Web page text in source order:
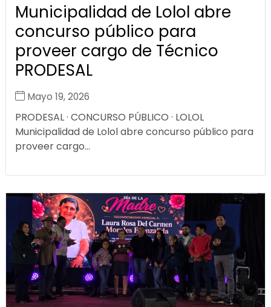
Municipalidad de Lolol abre
concurso público para
proveer cargo de Técnico
PRODESAL
Mayo 19, 2026
PRODESAL · CONCURSO PÚBLICO · LOLOL
Municipalidad de Lolol abre concurso público para
proveer cargo...